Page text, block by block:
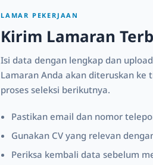
LAMAR PEKERJAAN
Kirim Lamaran
Isi data dengan lengkap dan
Lamaran Anda akan diteruskan ke
proses seleksi berikutnya.
Pastikan email dan nomor
Gunakan CV yang relevan
Periksa kembali data sebelum